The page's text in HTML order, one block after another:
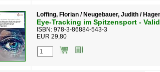
Loffing, Florian / Neugebauer, Judith /
Eye-Tracking im Spitzensport -
ISBN: 978-3-86884-543-3
EUR 29,80